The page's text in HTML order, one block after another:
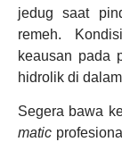
jedug saat
remeh.
keausan pada
hidrolik di
Segera bawa
matic